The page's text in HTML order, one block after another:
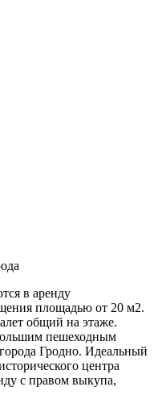
в аренду
площадью от 20 м2.
общий на этаже.
пешеходным
Гродно. Идеальный
центра
с правом выкупа,